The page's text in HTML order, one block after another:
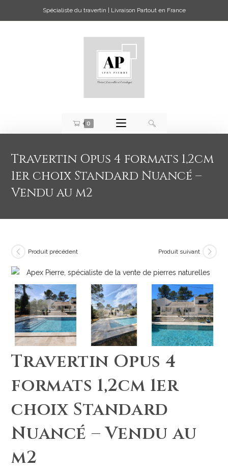
Spécialiste du travertin | Livraison Partout en France
0
Travertin Opus 4 formats 1,2cm
1er choix Standard Nuancé –
Vendu au m2
Produit précédent Produit suivant
Travertin Opus 4
formats 1,2cm 1er
choix Standard
Nuancé – Vendu au
m2